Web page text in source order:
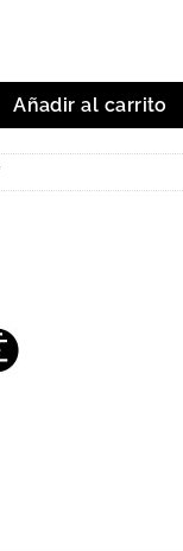
48V DC IP65 cantidad
Añadir al carrito